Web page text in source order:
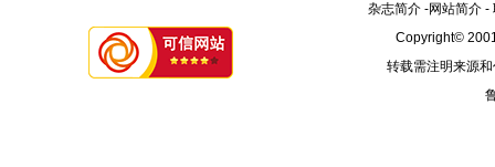
杂志简介-网站简介-
Copyright©
转载需注明来源